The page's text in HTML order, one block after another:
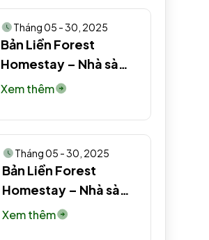
Tháng 05 - 30, 2025
Bản Liền Forest
Homestay – Nhà sàn
truyền thống người
Xem thêm
Tháng 05 - 30, 2025
Bản Liền Forest
Homestay – Nhà sàn
truyền thống người
Xem thêm